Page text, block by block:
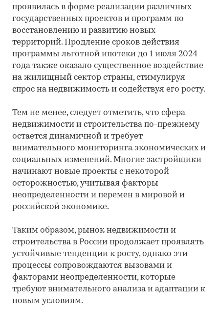
проявилась в форме реализации различных
государственных проектов и программ по
восстановлению и развитию новых
территорий. Продление сроков действия
программы льготной ипотеки до 1 июля 2024
года также оказало существенное воздействие
на жилищный сектор страны, стимулируя
спрос на недвижимость и содействуя его росту.
Тем не менее, следует отметить, что сфера
недвижимости и строительства по-прежнему
остается динамичной и требует
внимательного мониторинга экономических и
социальных изменений. Многие застройщики
начинают новые проекты с некоторой
осторожностью, учитывая факторы
неопределенности и перемен в мировой и
российской экономике.
Таким образом, рынок недвижимости и
строительства в России продолжает проявлять
устойчивые тенденции к росту, однако эти
процессы сопровождаются вызовами и
факторами неопределенности, которые
требуют внимательного анализа и адаптации к
новым условиям.